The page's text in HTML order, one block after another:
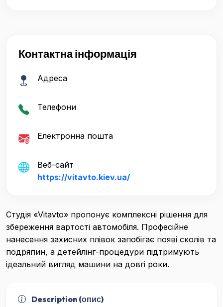
Контактна інформація
Адреса
Телефони
Електронна пошта
Веб-сайт
https://vitavto.kiev.ua/
Студія «Vitavto» пропонує комплексні рішення для
збереження вартості автомобіля. Професійне
нанесення захисних плівок запобігає появі сколів та
подряпин, а детейлінг-процедури підтримують
ідеальний вигляд машини на довгі роки.
Description (опис)